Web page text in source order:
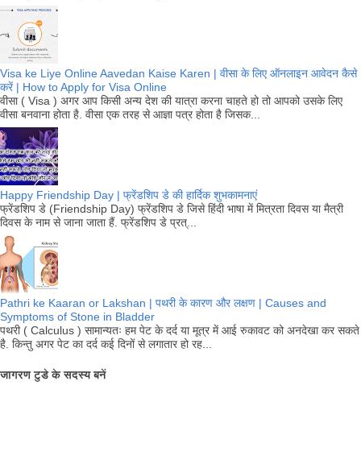
Visa ke Liye Online Aavedan Kaise Karen | वीसा के लिए ऑनलाइन आवेदन कैसे
करें | How to Apply for Visa Online
वीसा ( Visa ) अगर आप किसी अन्य देश की यात्रा करना चाहते हो तो आपको उसके लिए
वीसा बनवाना होता है. वीसा एक तरह से आज्ञा पत्र होता है जिसक...
Happy Friendship Day | फ्रेंडशिप डे की हार्दिक शुभकामनाएं
फ्रेंडशिप डे (Friendship Day) फ्रेंडशिप डे जिसे हिंदी भाषा में मित्रता दिवस या मैत्री
दिवस के नाम से जाना जाता हैं. फ्रेंडशिप डे प्रत्...
Pathri ke Kaaran or Lakshan | पथरी के कारण और लक्षण | Causes and
Symptoms of Stone in Bladder
पथरी ( Calculus ) सामान्यतः हम पेट के दर्द या मूत्र में आई रुकावट को अनदेखा कर सकते
है. किन्तु अगर पेट का दर्द कई दिनों से लगातार हो रह...
जागरण टुडे के सदस्य बनें